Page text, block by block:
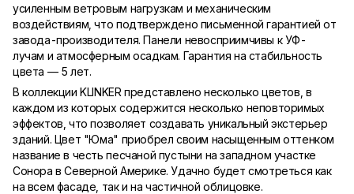
усиленным ветровым нагрузкам и механическим
воздействиям, что подтверждено письменной гарантией от
завода-производителя. Панели невосприимчивы к УФ-
лучам и атмосферным осадкам. Гарантия на стабильность
цвета — 5 лет.
В коллекции KLINKER представлено несколько цветов, в
каждом из которых содержится несколько неповторимых
эффектов, что позволяет создавать уникальный экстерьер
зданий. Цвет "Юма" приобрел своим насыщенным оттенком
название в честь песчаной пустыни на западном участке
Сонора в Северной Америке. Удачно будет смотреться как
на всем фасаде, так и на частичной облицовке.